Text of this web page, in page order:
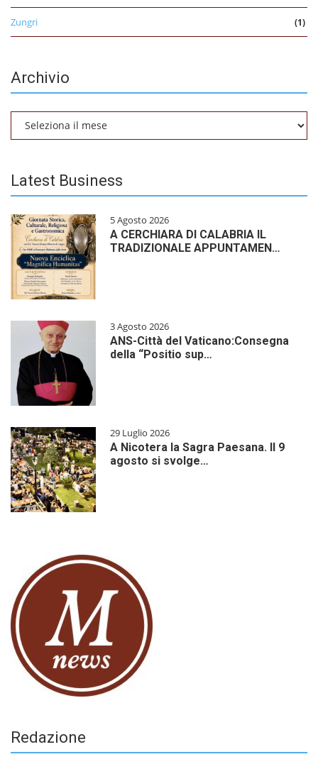
Zungri (1)
Archivio
Latest Business
5 Agosto 2026
A CERCHIARA DI CALABRIA IL
TRADIZIONALE APPUNTAMEN…
3 Agosto 2026
ANS-Città del Vaticano:Consegna
della “Positio sup…
29 Luglio 2026
A Nicotera la Sagra Paesana. Il 9
agosto si svolge…
Redazione